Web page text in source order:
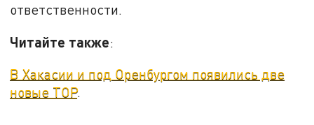
ответственности.
Читайте также:
В Хакасии и под Оренбургом появились две
новые ТОР.